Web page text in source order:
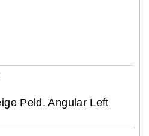
Peld. Angular Left